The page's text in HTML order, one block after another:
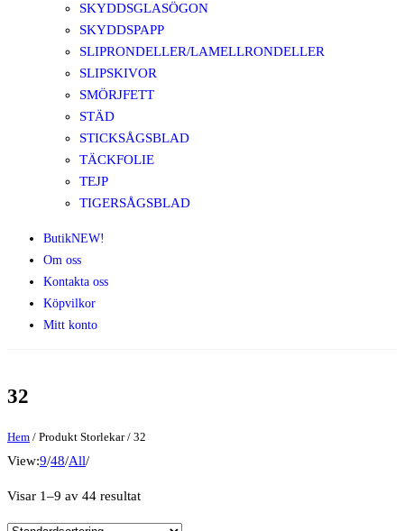
SKYDDSGLASÖGON
SKYDDSPAPP
SLIPRONDELLER/LAMELLRONDELLER
SLIPSKIVOR
SMÖRJFETT
STÄD
STICKSÅGSBLAD
TÄCKFOLIE
TEJP
TIGERSÅGSBLAD
ButikNEW!
Om oss
Kontakta oss
Köpvilkor
Mitt konto
32
Hem / Produkt Storlekar / 32
View:9/48/All/
Visar 1–9 av 44 resultat